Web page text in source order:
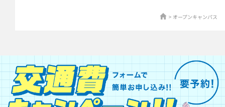
オープンキャンパス